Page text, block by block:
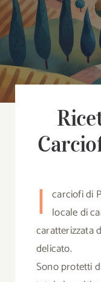
I carciofi di
locale di
caratterizzata
delicato.
Sono protetti